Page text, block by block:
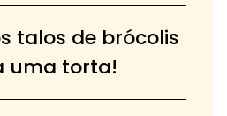
talos de brócolis
uma torta!